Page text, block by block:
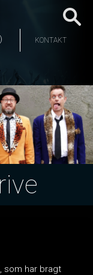
KONTAKT
som har bragt